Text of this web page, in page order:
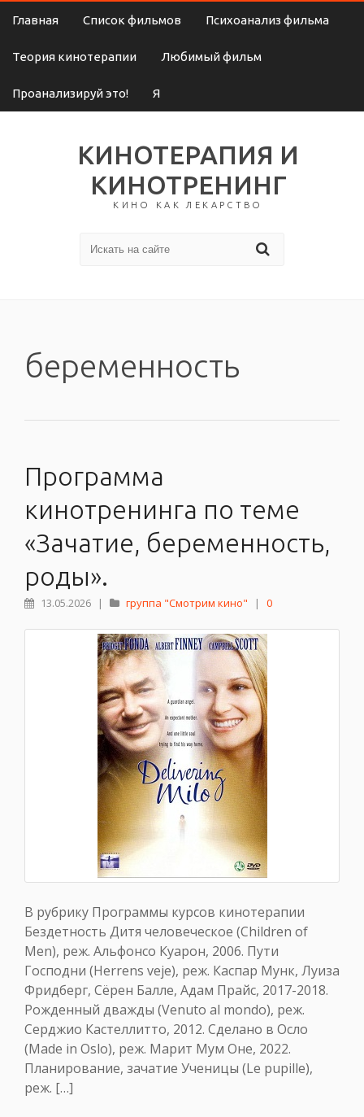
Главная Список фильмов Психоанализ фильма
Теория кинотерапии Любимый фильм
Проанализируй это! Я
КИНОТЕРАПИЯ И
КИНОТРЕНИНГ
КИНО КАК ЛЕКАРСТВО
беременность
Программа
кинотренинга по теме
«Зачатие, беременность,
роды».
13.05.2026 | группа "Смотрим кино" | 0
В рубрику Программы курсов кинотерапии
Бездетность Дитя человеческое (Children of
Men), реж. Альфонсо Куарон, 2006. Пути
Господни (Herrens veje), реж. Каспар Мунк, Луиза
Фридберг, Сёрен Балле, Адам Прайс, 2017-2018.
Рожденный дважды (Venuto al mondo), реж.
Серджио Кастеллитто, 2012. Сделано в Осло
(Made in Oslo), реж. Марит Мум Оне, 2022.
Планирование, зачатие Ученицы (Le pupille),
реж. […]